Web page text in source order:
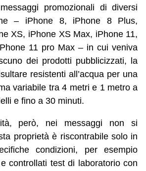
promozionali di diversi
– iPhone 8, iPhone 8 Plus,
XS, iPhone XS Max, iPhone 11,
11 pro Max – in cui veniva
dei prodotti pubblicizzati, la
resistenti all’acqua per una
variabile tra 4 metri e 1 metro a
e fino a 30 minuti.
però, nei messaggi non si
proprietà è riscontrabile solo in
condizioni, per esempio
controllati test di laboratorio con